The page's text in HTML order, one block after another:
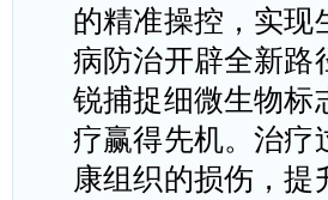
的精准操控，实现
病防治开辟全新路
锐捕捉细微生物标
疗赢得先机。治疗
康组织的损伤，